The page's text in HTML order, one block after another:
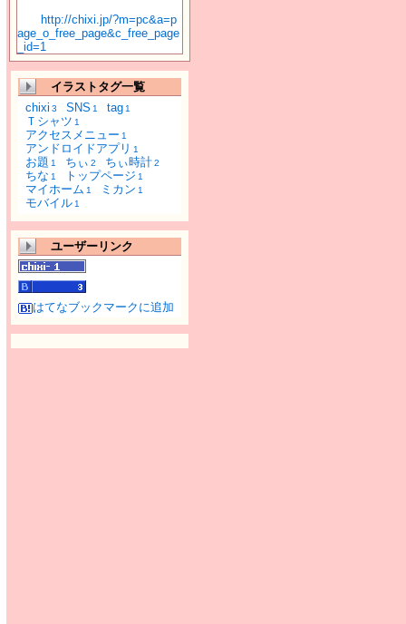
http://chixi.jp/?m=pc&a=p
age_o_free_page&c_free_page
_id=1
イラストタグ一覧
chixi 3 SNS 1 tag 1
Ｔシャツ 1
アクセスメニュー 1
アンドロイドアプリ 1
お題 1 ちぃ 2 ちぃ時計2
ちな 1 トップページ 1
マイホーム 1 ミカン 1
モバイル 1
ユーザーリンク
はてなブックマークに追加